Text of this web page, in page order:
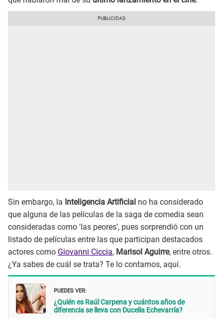
Sin embargo, la Inteligencia Artificial no ha considerado
que alguna de las películas de la saga de comedia sean
consideradas como 'las peores', pues sorprendió con un
listado de películas entre las que participan destacados
actores como Giovanni Ciccia, Marisol Aguirre, entre otros.
¿Ya sabes de cuál se trata? Te lo contamos, aquí.
PUEDES VER:
¿Quién es Raúl Carpena y cuántos años de
diferencia se lleva con Ducelia Echevarría?